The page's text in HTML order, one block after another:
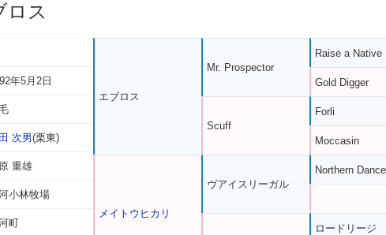
ロス
年5月2日
次男(栗東)
重雄
小林牧場
町
エブロス
メイトウヒカリ
Mr. Prospector
Scuff
ヴアイスリーガル
Raise a Native
Gold Digger
Forli
Moccasin
Northern
ロードリージ